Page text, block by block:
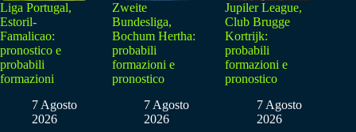
Liga Portugal,
Estoril-
Famalicao:
pronostico e
probabili
formazioni
7 Agosto
2026
Zweite
Bundesliga,
Bochum Hertha:
probabili
formazioni e
pronostico
7 Agosto
2026
Jupiler League,
Club Brugge
Kortrijk:
probabili
formazioni e
pronostico
7 Agosto
2026